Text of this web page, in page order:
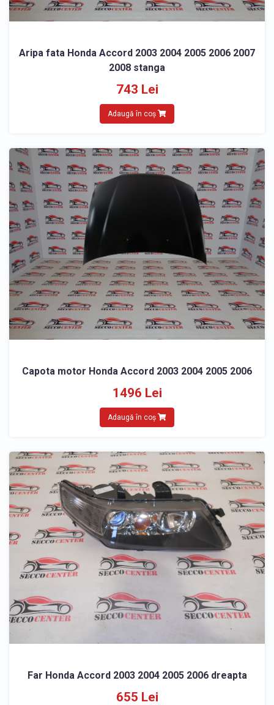
Aripa fata Honda Accord 2003 2004 2005 2006 2007
2008 stanga
743 Lei
Adaugă în coș
Capota motor Honda Accord 2003 2004 2005 2006
1496 Lei
Adaugă în coș
Far Honda Accord 2003 2004 2005 2006 dreapta
655 Lei